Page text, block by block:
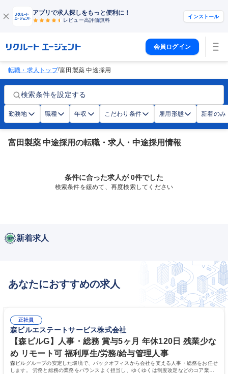
アプリで求人探しをもっと便利に！
レビュー高評価無料
インストール
会員ログイン
転職・求人トップ/富田製薬 中途採用
検索条件を設定する
勤務地 職種 年収 こだわり条件 雇用形態 新着のみ
富田製薬 中途採用の転職・求人・中途採用情報
条件に合った求人が 0件でした
検索条件を緩めて、再度検索してください
新着求人
あなたにおすすめの求人
正社員
森ビルエステートサービス株式会社
【森ビルG】人事・総務 賞与5ヶ月 年休120日 残業少な
め リモート可 福利厚生/労務/給与管理人事
森ビルグループの安定した環境で、バックオフィスから会社を支える人事・総務をお任せ
します。 労務と総務の業務をバランスよく担当し、ゆくゆくは制度改定などのコア業務